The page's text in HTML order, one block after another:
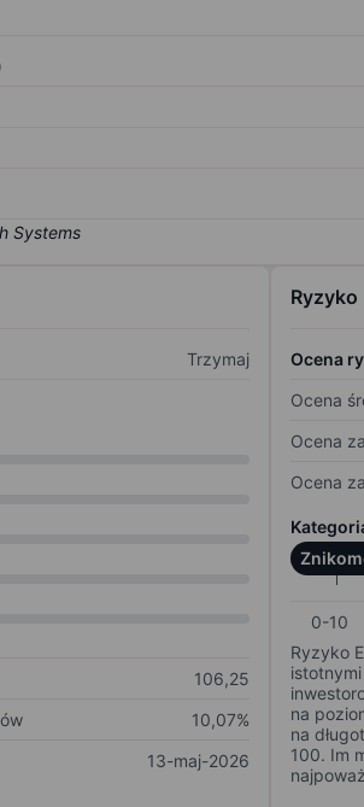
Trzymaj
106,25
10,07%
13-maj-2026
Ryzyko
Ocena
Ocena
Ocena
Ocena
0-10
Ryzyko
na
na
100. Im